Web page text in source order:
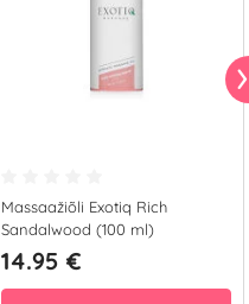
Massaažiõli Exotiq Rich
Sandalwood (100 ml)
14.95 €